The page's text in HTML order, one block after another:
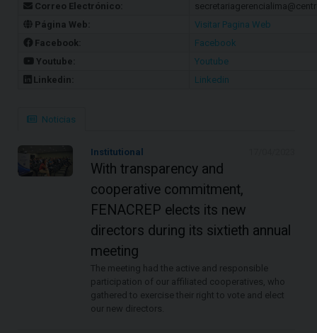
Correo Electrónico:
Página Web:
Visitar Pagina Web
Facebook:
Facebook
Youtube:
Youtube
Linkedin:
Linkedin
Noticias
Institutional
With transparency and
cooperative commitment,
FENACREP elects its new
directors during its sixtieth annual
meeting
The meeting had the active and responsible
participation of our affiliated cooperatives, who
gathered to exercise their right to vote and elect
our new directors.